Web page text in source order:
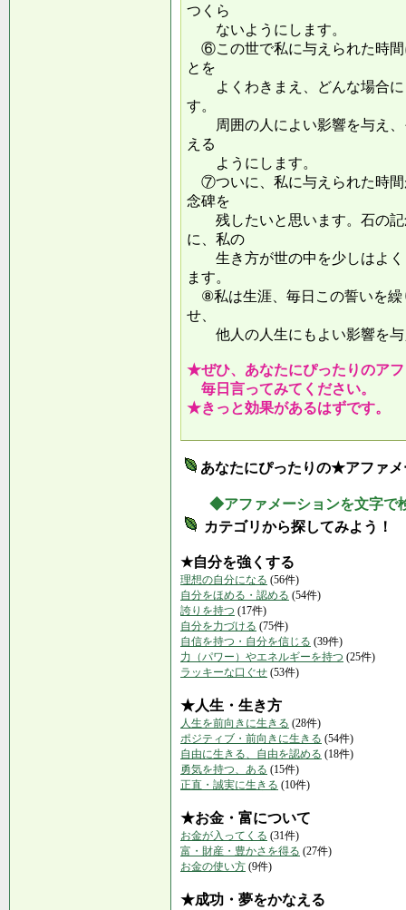
つくら
ないようにします。
⑥この世で私に与えられた時間
とを
よくわきまえ、どんな場合に
す。
周囲の人によい影響を与え、
える
ようにします。
⑦ついに、私に与えられた時間
念碑を
残したいと思います。石の記
に、私の
生き方が世の中を少しはよく
ます。
⑧私は生涯、毎日この誓いを繰
せ、
他人の人生にもよい影響
★ぜひ、あなたにぴったりのア
毎日言ってみてください。
★きっと効果があるはずです。
あなたにぴったりの★アファ
◆アファメーションを文字で
カテゴリから探してみよう！
★自分を強くする
理想の自分になる (56件)
自分をほめる・認める (54件)
誇りを持つ (17件)
自分を力づける (75件)
自信を持つ・自分を信じる (39件)
力（パワー）やエネルギーを持つ (25件)
ラッキーな口ぐせ (53件)
★人生・生き方
人生を前向きに生きる (28件)
ポジティブ・前向きに生きる (54件)
自由に生きる、自由を認める (18件)
勇気を持つ、ある (15件)
正直・誠実に生きる (10件)
★お金・富について
お金が入ってくる (31件)
富・財産・豊かさを得る (27件)
お金の使い方 (9件)
★成功・夢をかなえる